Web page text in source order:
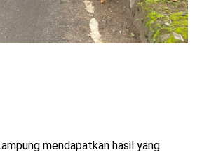
mendapatkan hasil yang